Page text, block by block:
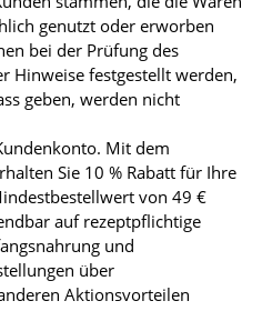
genutzt oder erworben
bei der Prüfung des
Hinweise festgestellt werden,
geben, werden nicht
Mit dem
Sie 10 % Rabatt für Ihre
von 49 €
auf rezeptpflichtige
und
über
Aktionsvorteilen